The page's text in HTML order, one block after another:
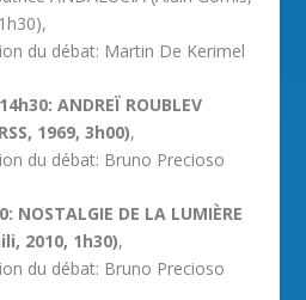
du débat: Martin De Kerimel
ANDREÏ ROUBLEV
1969, 3h00),
du débat: Bruno Precioso
DE LA LUMIÈRE
2010, 1h30),
du débat: Bruno Precioso